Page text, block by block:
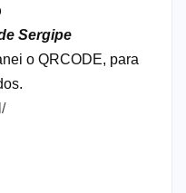
Sergipe
o QRCODE, para